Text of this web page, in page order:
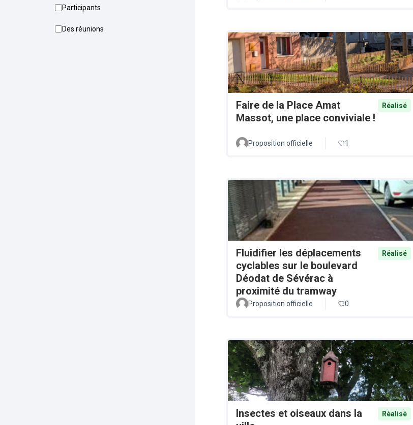
Participants
Des réunions
Faire de la Place Amat
Massot, une place conviviale !
Réalisé
Proposition officielle 1
Fluidifier les déplacements
cyclables sur le boulevard
Déodat de Sévérac à
proximité du tramway
Réalisé
Proposition officielle 0
Insectes et oiseaux dans la
Réalisé